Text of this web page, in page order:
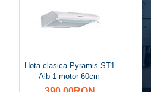
Hota clasica Pyramis ST1
Alb 1 motor 60cm